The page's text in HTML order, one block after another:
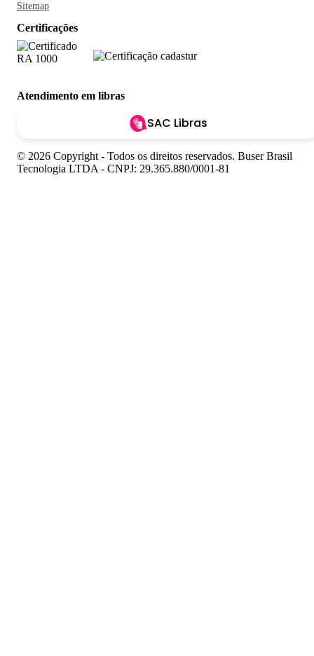
Sitemap
Certificações
Atendimento em libras
SAC Libras
© 2026 Copyright - Todos os direitos reservados. Buser Brasil
Tecnologia LTDA - CNPJ: 29.365.880/0001-81